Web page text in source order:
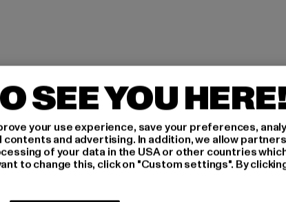
SEE YOU HERE!
your use experience, save your preferences,
and advertising. In addition, we allow
of your data in the USA or other countries
to change this, click on "Custom settings". By